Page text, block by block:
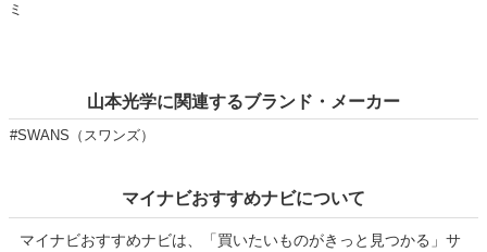
ミ
山本光学に関連するブランド・メーカー
#SWANS（スワンズ）
マイナビおすすめナビについて
マイナビおすすめナビは、「買いたいものがきっと見つかる」サ